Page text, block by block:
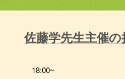
佐藤学先生主催
18:00~